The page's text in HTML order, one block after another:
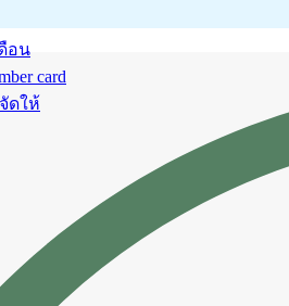
อน
card
ดให้